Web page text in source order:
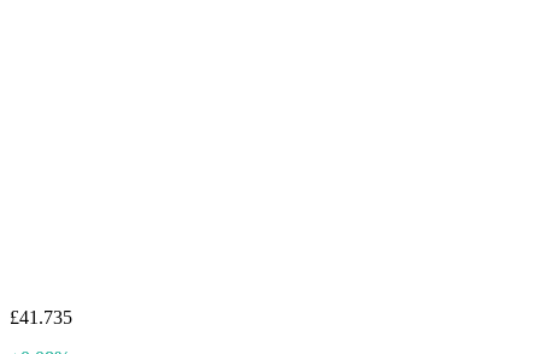
£41.735